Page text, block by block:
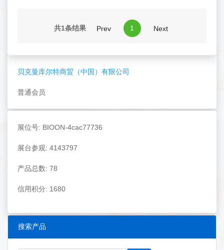
贝克曼库尔特商贸（中国）有限公司
普通会员
展位号: BIOON-4cac77736
展台参观: 4143797
产品总数: 78
信用积分: 1680
搜索产品
共1条结果 Prev 1 Next